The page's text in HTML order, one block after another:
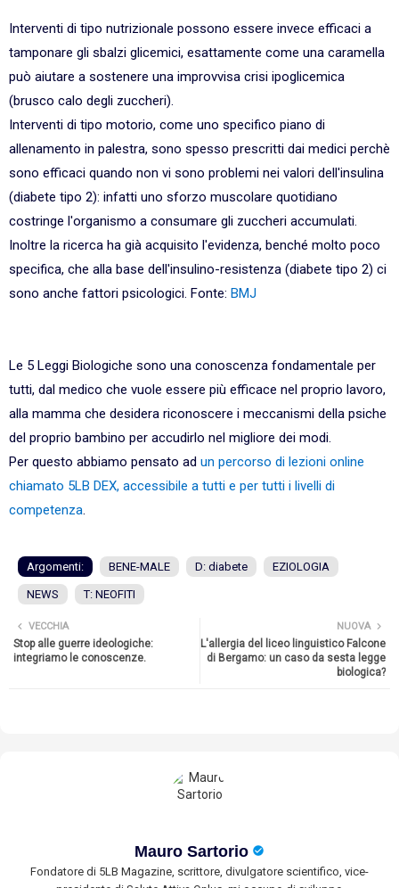
Interventi di tipo nutrizionale possono essere invece efficaci a
tamponare gli sbalzi glicemici, esattamente come una caramella
può aiutare a sostenere una improvvisa crisi ipoglicemica
(brusco calo degli zuccheri).
Interventi di tipo motorio, come uno specifico piano di
allenamento in palestra, sono spesso prescritti dai medici perchè
sono efficaci quando non vi sono problemi nei valori dell'insulina
(diabete tipo 2): infatti uno sforzo muscolare quotidiano
costringe l'organismo a consumare gli zuccheri accumulati.
Inoltre la ricerca ha già acquisito l'evidenza, benché molto poco
specifica, che alla base dell'insulino-resistenza (diabete tipo 2) ci
sono anche fattori psicologici. Fonte: BMJ
Le 5 Leggi Biologiche sono una conoscenza fondamentale per
tutti, dal medico che vuole essere più efficace nel proprio lavoro,
alla mamma che desidera riconoscere i meccanismi della psiche
del proprio bambino per accudirlo nel migliore dei modi.
Per questo abbiamo pensato ad un percorso di lezioni online
chiamato 5LB DEX, accessibile a tutti e per tutti i livelli di
competenza.
Argomenti: BENE-MALE D: diabete EZIOLOGIA
NEWS T: NEOFITI
NUOVA
L'allergia del liceo linguistico Falcone
di Bergamo: un caso da sesta legge
biologica?
VECCHIA
Stop alle guerre ideologiche:
integriamo le conoscenze.
Mauro Sartorio
Fondatore di 5LB Magazine, scrittore, divulgatore scientifico, vice-